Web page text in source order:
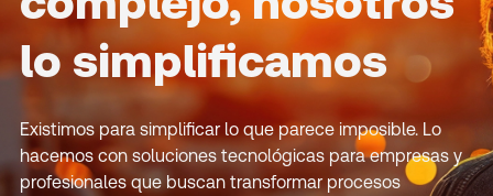
lo simplificamos
Existimos para simplificar lo que parece imposible. Lo
hacemos con soluciones tecnológicas para empresas y
profesionales que buscan transformar procesos